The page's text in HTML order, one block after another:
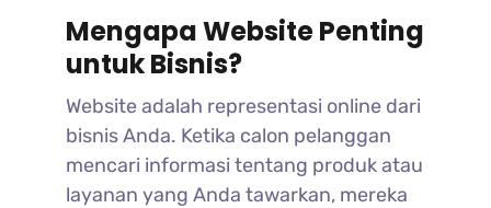
Mengapa Website Penting
untuk Bisnis?
Website adalah representasi online dari
bisnis Anda. Ketika calon pelanggan
mencari informasi tentang produk atau
layanan yang Anda tawarkan, mereka